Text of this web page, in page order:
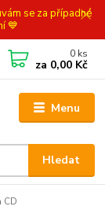
se za případné
💙
Menu
Hledat
0 ks
za 0,00 Kč
CD